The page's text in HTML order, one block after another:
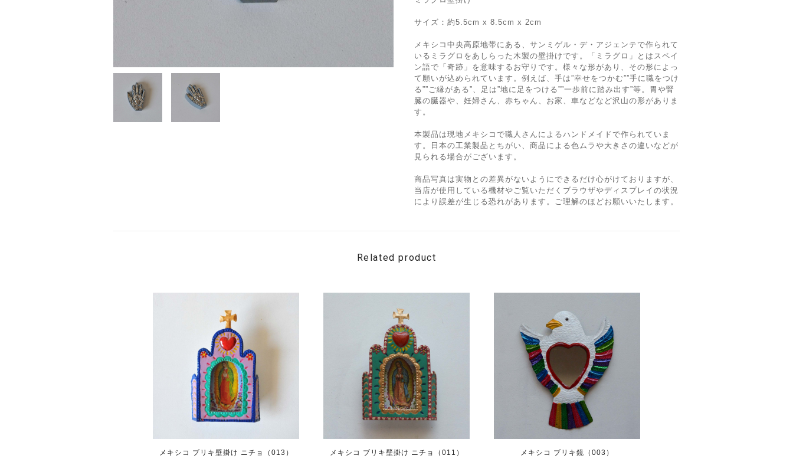
サイズ：約5.5cm x 8.5cm x 2cm
メキシコ中央高原地帯にある、サンミゲル・デ・アジェンテで作られて
いるミラグロをあしらった木製の壁掛けです。「ミラグロ」とはスペイ
ン語で「奇跡」を意味するお守りです。様々な形があり、その形によっ
て願いが込められています。例えば、手は”幸せをつかむ””手に職をつけ
る””ご縁がある”、足は”地に足をつける””一歩前に踏み出す”等。胃や腎
臓の臓器や、妊婦さん、赤ちゃん、お家、車などなど沢山の形がありま
す。
本製品は現地メキシコで職人さんによるハンドメイドで作られていま
す。日本の工業製品とちがい、商品による色ムラや大きさの違いなどが
見られる場合がございます。
商品写真は実物との差異がないようにできるだけ心がけておりますが、
当店が使用している機材やご覧いただくブラウザやディスプレイの状況
により誤差が生じる恐れがあります。ご理解のほどお願いいたします。
Related product
メキシコ ブリキ壁掛け ニチョ（013） メキシコ ブリキ壁掛け ニチョ（011） メキシコ ブリキ鏡（003）